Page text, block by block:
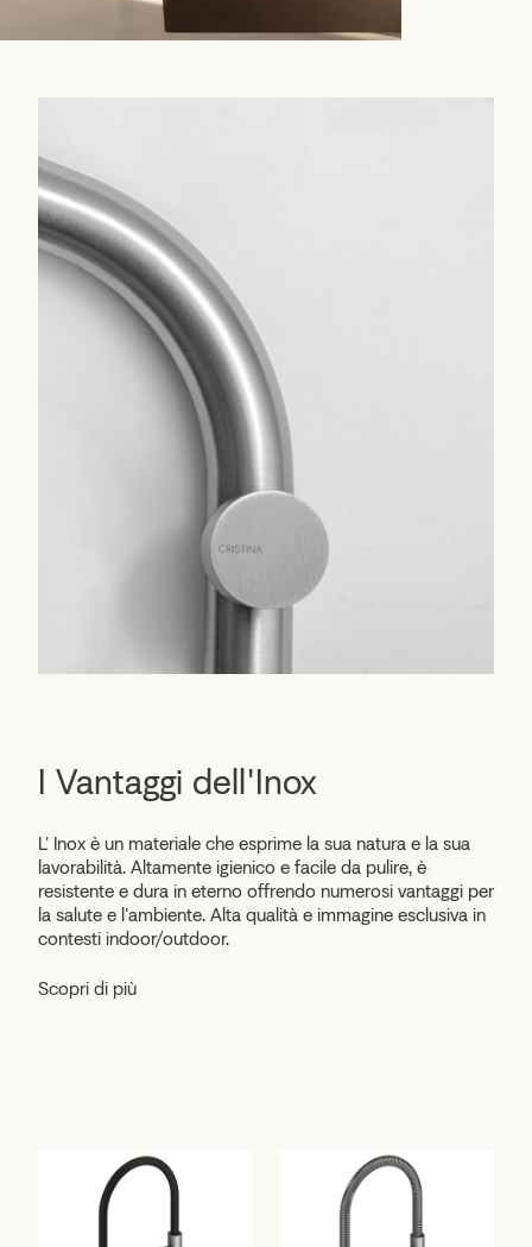
I Vantaggi dell'Inox
L' Inox è un materiale che esprime la sua natura e la sua
lavorabilità. Altamente igienico e facile da pulire, è
resistente e dura in eterno offrendo numerosi vantaggi per
la salute e l'ambiente. Alta qualità e immagine esclusiva in
contesti indoor/outdoor.
Scopri di più